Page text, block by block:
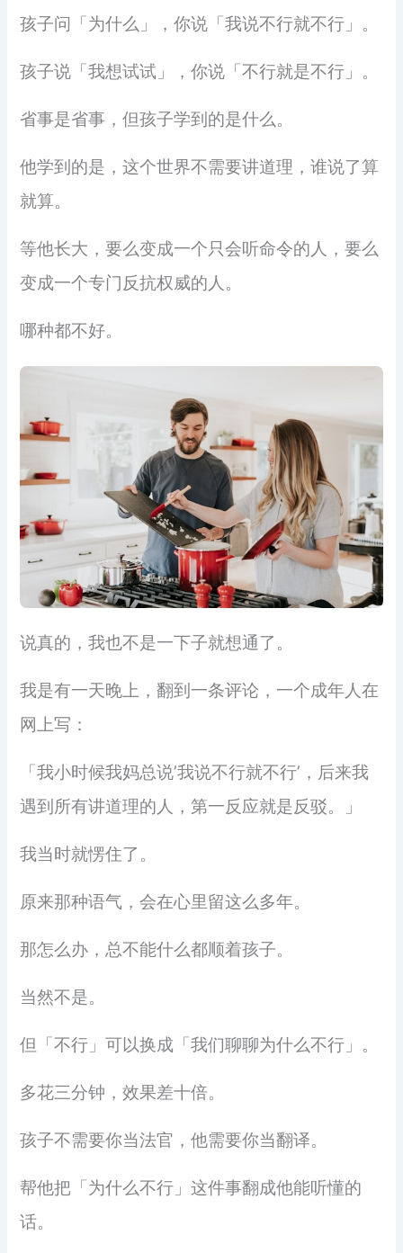
孩子问「为什么」，你说「我说不行就不行」。
孩子说「我想试试」，你说「不行就是不行」。
省事是省事，但孩子学到的是什么。
他学到的是，这个世界不需要讲道理，谁说了算
就算。
等他长大，要么变成一个只会听命令的人，要么
变成一个专门反抗权威的人。
哪种都不好。
说真的，我也不是一下子就想通了。
我是有一天晚上，翻到一条评论，一个成年人在
网上写：
「我小时候我妈总说’我说不行就不行’，后来我
遇到所有讲道理的人，第一反应就是反驳。」
我当时就愣住了。
原来那种语气，会在心里留这么多年。
那怎么办，总不能什么都顺着孩子。
当然不是。
但「不行」可以换成「我们聊聊为什么不行」。
多花三分钟，效果差十倍。
孩子不需要你当法官，他需要你当翻译。
帮他把「为什么不行」这件事翻成他能听懂的
话。